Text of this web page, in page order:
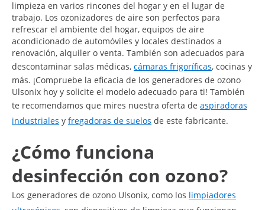
limpieza en varios rincones del hogar y en el lugar de
trabajo. Los ozonizadores de aire son perfectos para
refrescar el ambiente del hogar, equipos de aire
acondicionado de automóviles y locales destinados a
renovación, alquiler o venta. También son adecuados para
descontaminar salas médicas, cámaras frigoríficas, cocinas y
más. ¡Compruebe la eficacia de los generadores de ozono
Ulsonix hoy y solicite el modelo adecuado para ti! También
te recomendamos que mires nuestra oferta de aspiradoras
industriales y fregadoras de suelos de este fabricante.
¿Cómo funciona
desinfección con ozono?
Los generadores de ozono Ulsonix, como los limpiadores